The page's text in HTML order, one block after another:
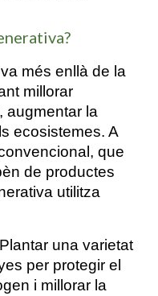
més enllà de la
millorar
augmentar la
ecosistemes. A
que
de productes
utilitza
Plantar una varietat
per protegir el
i millorar la